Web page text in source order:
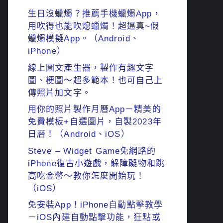
生日沒蠟燭？推薦手機蠟燭App，
用吹得也能吹熄蠟燭！超逼真~假
蠟燭模擬App。（Android、
iPhone）
線上圖文產生器，製作有趣文字
圖、梗圖～超多範本！也可自己上
傳照片加文字。
用你的照片製作月曆App－精美的
免費模板+自選圖片，自製2023年
日曆！（Android、iOS）
Steve – Widget Game免網路的
iPhone復古小遊戲，躲障礙物和跳
高吃金幣～教你怎麼開始玩！
（iOS）
免安裝App！iPhone自動點擊教學
－iOS內建自動點擊功能，狂點或